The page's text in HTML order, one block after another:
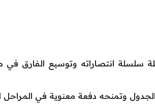
انتصاراته وتوسيع الفارق في
وتمنحه دفعة معنوية في المراحل